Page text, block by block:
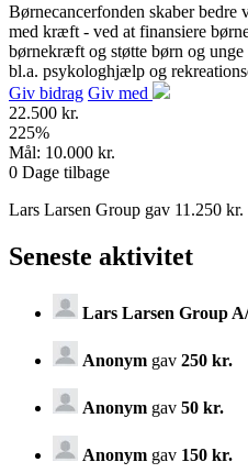
Børnecancerfonden skaber
med kræft - ved at finansiere
børnekræft og støtte børn og
bl.a. psykologhjælp og
Giv bidrag Giv med
22.500 kr.
225%
Mål: 10.000 kr.
0 Dage tilbage
Lars Larsen Group gav 11.250 kr.
Seneste aktivitet
Lars Larsen Group
Anonym gav 250 kr.
Anonym gav 50 kr.
Anonym gav 150 kr.